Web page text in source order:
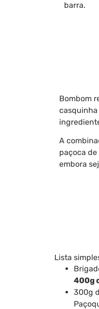
barra.
Bombom
casquinha
A
paçoca
embora
Lista
400g
300g